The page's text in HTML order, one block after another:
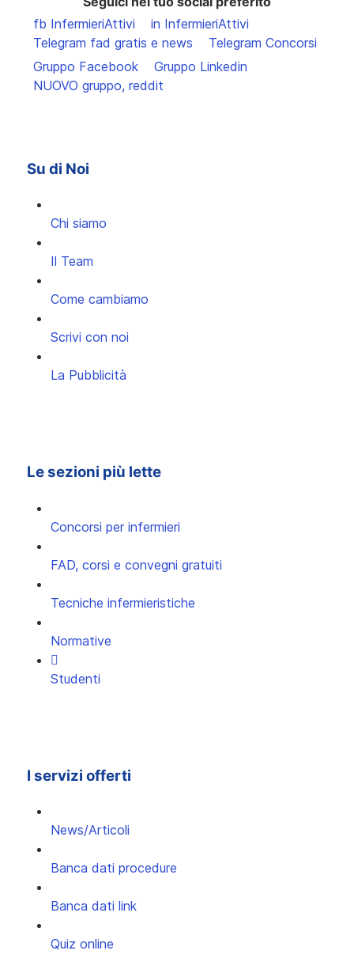
fb InfermieriAttivi
in InfermieriAttivi
Telegram fad gratis e news
Telegram Concorsi
Gruppo Facebook
Gruppo Linkedin
NUOVO gruppo, reddit
Su di Noi
Chi siamo
Il Team
Come cambiamo
Scrivi con noi
La Pubblicità
Le sezioni più lette
Concorsi per infermieri
FAD, corsi e convegni gratuiti
Tecniche infermieristiche
Normative
Studenti
I servizi offerti
News/Articoli
Banca dati procedure
Banca dati link
Quiz online